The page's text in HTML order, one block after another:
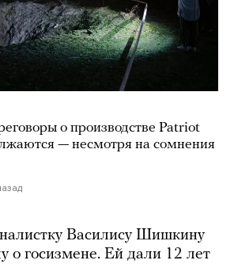
о производстве Patriot
— несмотря на сомнения
Василису Шишкину
о госизмене. Ей дали 12 лет